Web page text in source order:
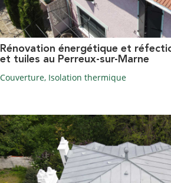
Rénovation énergétique et
et tuiles au Perreux-sur-Marne
Couverture, Isolation thermique